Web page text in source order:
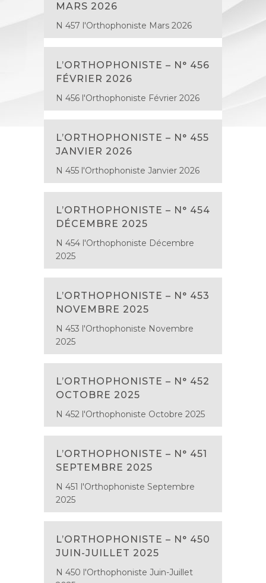
MARS 2026
N 457 l'Orthophoniste Mars 2026
L’ORTHOPHONISTE – N° 456
FÉVRIER 2026
N 456 l'Orthophoniste Février 2026
L’ORTHOPHONISTE – N° 455
JANVIER 2026
N 455 l'Orthophoniste Janvier 2026
L’ORTHOPHONISTE – N° 454
DÉCEMBRE 2025
N 454 l'Orthophoniste Décembre
2025
L’ORTHOPHONISTE – N° 453
NOVEMBRE 2025
N 453 l'Orthophoniste Novembre
2025
L’ORTHOPHONISTE – N° 452
OCTOBRE 2025
N 452 l'Orthophoniste Octobre 2025
L’ORTHOPHONISTE – N° 451
SEPTEMBRE 2025
N 451 l'Orthophoniste Septembre
2025
L’ORTHOPHONISTE – N° 450
JUIN-JUILLET 2025
N 450 l'Orthophoniste Juin-Juillet